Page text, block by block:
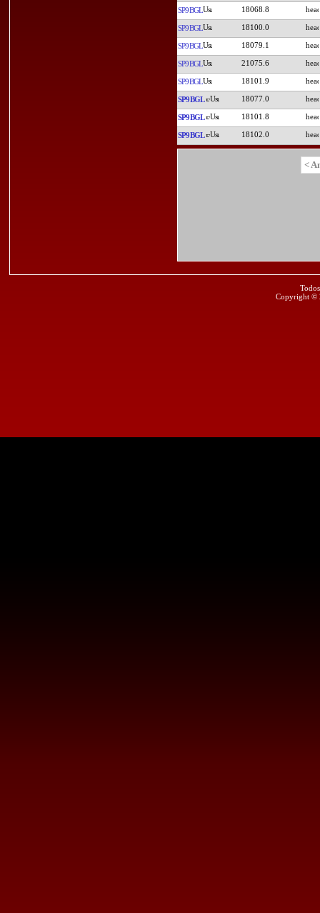
SP9BGL 18068.8
SP9BGL 18100.0
SP9BGL 18079.1
SP9BGL 21075.6
SP9BGL 18101.9
SP9BGL 18077.0
SP9BGL 18101.8
SP9BGL 18102.0
<
Copyright ©